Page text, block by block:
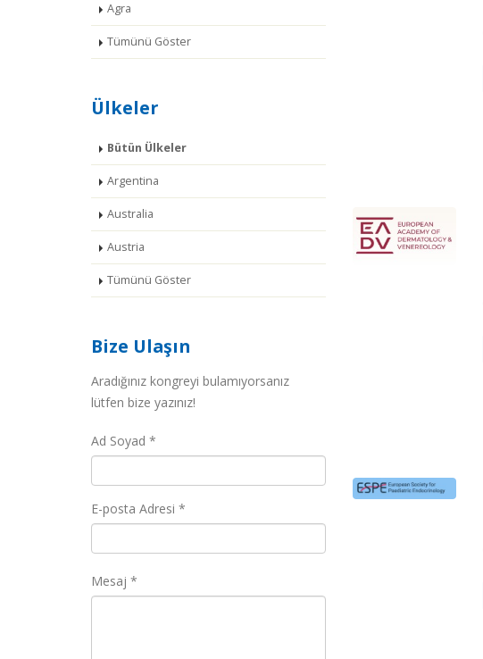
Agra
Tümünü Göster
Ülkeler
Bütün Ülkeler
Argentina
Australia
Austria
Tümünü Göster
Bize Ulaşın
Aradığınız kongreyi bulamıyorsanız
lütfen bize yazınız!
Ad Soyad *
E-posta Adresi *
Mesaj *